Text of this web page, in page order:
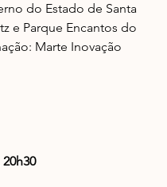
do Estado de Santa
e Parque Encantos do
Marte Inovação